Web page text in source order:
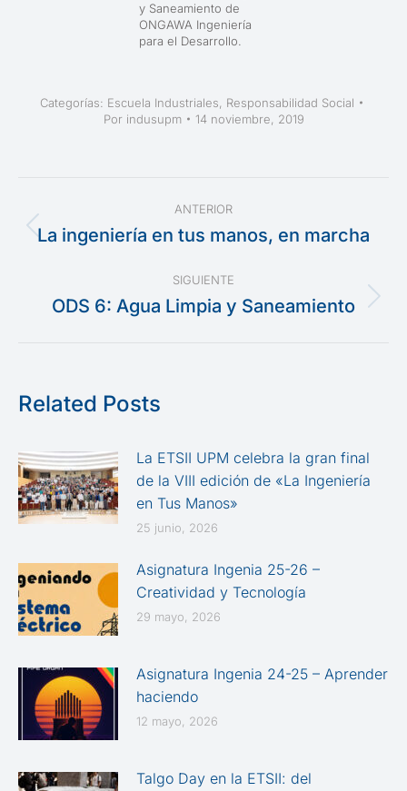
y Saneamiento de
ONGAWA Ingeniería
para el Desarrollo.
Categorías: Escuela Industriales, Responsabilidad Social
Por indusupm 14 noviembre, 2019
Navegación
entre
publicaciones
ANTERIOR
Publicación
La ingeniería en tus manos, en marcha
SIGUIENTE
Publicación
ODS 6: Agua Limpia y Saneamiento
Related Posts
La ETSII UPM celebra la gran final
de la VIII edición de «La Ingeniería
en Tus Manos»
25 junio, 2026
Asignatura Ingenia 25-26 –
Creatividad y Tecnología
29 mayo, 2026
Asignatura Ingenia 24-25 – Aprender
haciendo
12 mayo, 2026
Talgo Day en la ETSII: del